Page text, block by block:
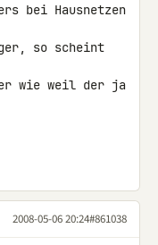
bei Hausnetzen
so scheint
wie weil der ja
2008-05-06 20:24#861038